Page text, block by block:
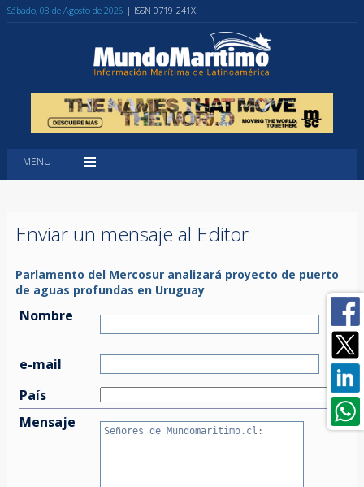
Sábado, 08 de Agosto de 2026 | ISSN 0719-241X
MENU
Enviar un mensaje al Editor
Parlamento del Mercosur analizará proyecto de puerto
de aguas profundas en Uruguay
Nombre
e-mail
País
Mensaje